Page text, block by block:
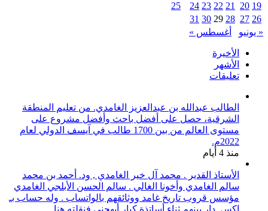
19
20
21
22
23
24
25
26
27
28
29
30
31
« يونيو
أغسطس »
الأخيرة
الأشهر
تعليقات
الطالب عبدالله بن عبدالعزيز الغامدي. من تعليم المنطقة
الشرقية، حصل على أفضل باحث وأفضل مشروع على
مستوى العالم من بين 1700 طالب في آيسف الدولي لعام
2022م.
منذ 4 أيام
الأستاذ القدير . محمد آل خير الغامدي , ود. أحمد بن محمد
سالم الغامدي وأخونا الغالي . سالم الحسن الأبلجي الغامدي
مؤسس قروب تاريخ غامد ووثائقهم بالواتساب . وله حساب بـ